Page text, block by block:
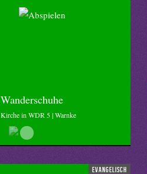
Wanderschuhe
Kirche in WDR 5 | Warnke
evangelisch